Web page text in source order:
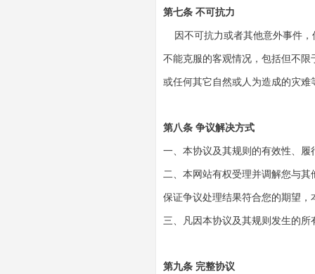
第七条 不可抗力
因不可抗力或者其他意外事件
不能克服的客观情况，包括但不
或任何其它自然或人为造成的灾难
第八条 争议解决方式
一、本协议及其规则的有效性、
二、本网站有权受理并调解您与
保证争议处理结果符合您的期望
三、凡因本协议及其规则发生的
第九条 完整协议